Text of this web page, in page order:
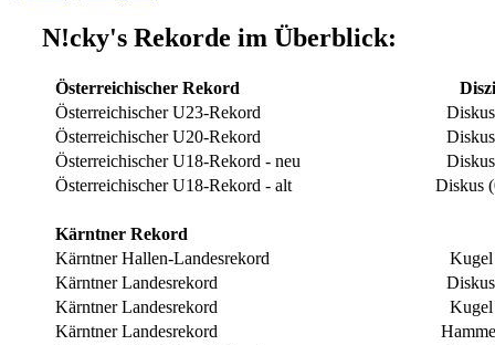
N!cky's Rekorde im Überblick:
Österreichischer Rekord
Österreichischer U23-Rekord
Österreichischer U20-Rekord
Österreichischer U18-Rekord - neu
Österreichischer U18-Rekord - alt
Diskus
Kärntner Rekord
Kärntner Hallen-Landesrekord
Kärntner Landesrekord
Kärntner Landesrekord
Kärntner Landesrekord